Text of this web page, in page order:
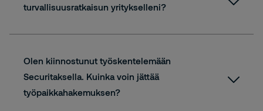
turvallisuusratkaisun yritykselleni?
Olen kiinnostunut työskentelemään
Securitaksella. Kuinka voin jättää
työpaikkahakemuksen?